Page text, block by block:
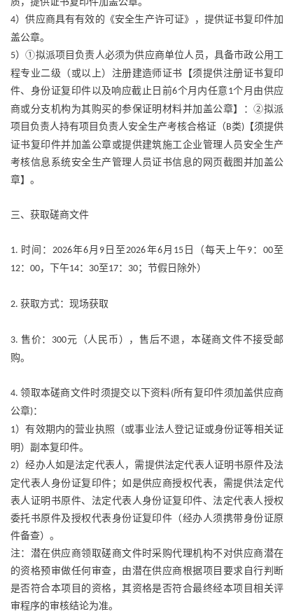
4）供应商具有有效的《安全生产许可证》，提供证书复印件加
盖公章。
5）①拟派项目负责人必须为供应商单位人员，具备市政公用工
程专业二级（或以上）注册建造师证书【须提供注册证书复印
件、身份证复印件以及响应截止日前6个月内任意 1个月由供应
商或分支机构为其购买的参保证明材料并加盖公章】：②拟派
项目负责人持有项目负责人安全生产考核合格证（B类) 【须提供
证书复印件并加盖公章或提供建筑施工企业管理人员安全生产
考核信息系统安全生产管理人员证书信息的网页截图并加盖公
章】。
三、获取磋商文件
1. 时间：2026年6月 9 日至2026年6月 15日（每天上午9：00至
12： 00，下午14： 30至17： 30；节假日除外）
2. 获取方式：现场获取
3. 售价： 300元（人民币），售后不退，本磋商文件不接受邮
购。
4.领取本磋商文件时须提交以下资料(所有复印件须加盖供应商
公章)：
1）有效期内的营业执照（或事业法人登记证或身份证等相关证
明）副本复印件。
2）经办人如是法定代表人，需提供法定代表人证明书原件及法
定代表人身份证复印件；如是供应商授权代表，需提供法定代
表人证明书原件、法定代表人身份证复印件、法定代表人授权
委托书原件及授权代表身份证复印件（经办人须携带身份证原
件备查）。
注：潜在供应商领取磋商文件时采购代理机构不对供应商潜在
的资格预审做任何审查，由潜在供应商根据项目要求自行判断
是否符合本项目的资格，其资格是否符合最终经本项目相关评
审程序的审核结论为准。